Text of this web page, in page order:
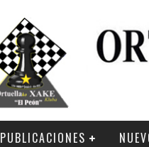
PUBLICACIONES